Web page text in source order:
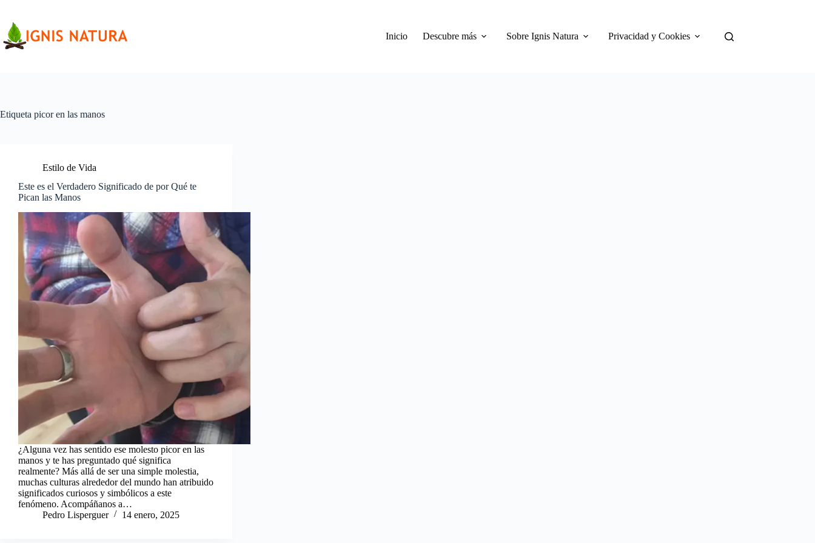
contenido
Inicio
Descubre más Sobre Ignis Natura Privacidad y Cookies
Etiqueta picor en las manos
Estilo de Vida
Este es el Verdadero Significado de por Qué te
Pican las Manos
¿Alguna vez has sentido ese molesto picor en las
manos y te has preguntado qué significa
realmente? Más allá de ser una simple molestia,
muchas culturas alrededor del mundo han atribuido
significados curiosos y simbólicos a este
fenómeno. Acompáñanos a…
Pedro Lisperguer
14 enero, 2025